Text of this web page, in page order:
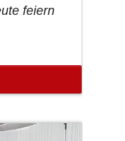
feiern